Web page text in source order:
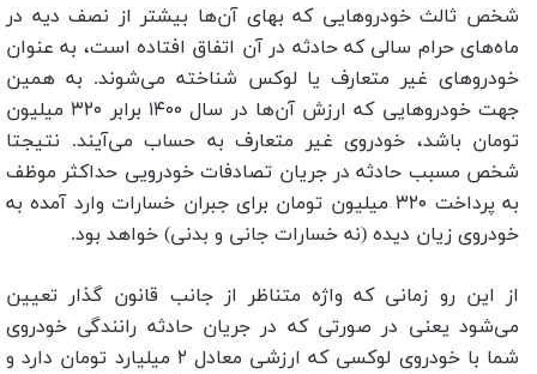
شخص ثالث خودروهایی که بهای آن‌ها بیشتر از نصف دیه در
ماه‌های حرام سالی که حادثه در آن اتفاق افتاده است، به عنوان
خودروهای غیر متعارف یا لوکس شناخته می‌شوند. به همین
جهت خودروهایی که ارزش آن‌ها در سال ۱۴۰۰ برابر ۳۲۰ میلیون
تومان باشد، خودروی غیر متعارف به حساب می‌آیند. نتیجتا
شخص مسبب حادثه در جریان تصادفات خودرویی حداکثر موظف
به پرداخت ۳۲۰ میلیون تومان برای جبران خسارات وارد آمده به
خودروی زیان دیده (نه خسارات جانی و بدنی) خواهد بود.
از این رو زمانی که واژه متناظر از جانب قانون گذار تعیین
می‌شود یعنی در صورتی که در جریان حادثه رانندگی خودروی
شما با خودروی لوکسی که ارزشی معادل ۲ میلیارد تومان دارد و